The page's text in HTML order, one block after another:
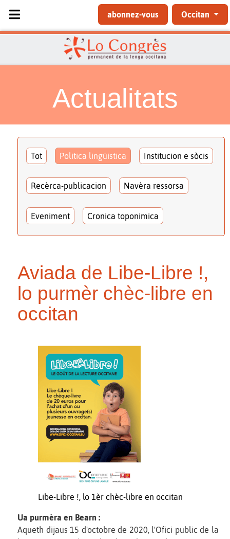
Sélectionnez votre langue
abonnez-vous Occitan
Actualitats
Tot Politica lingüistica Institucion e sòcis
Recèrca-publicacion Navèra ressorsa
Eveniment Cronica toponimica
Aviada de Libe-Libre !,
lo purmèr chèc-libre en
occitan
Libe-Libre !, lo 1èr chèc-libre en occitan
Ua purmèra en Bearn :
Aqueth dijaus 15 d'octobre de 2020, l'Ofici public de la